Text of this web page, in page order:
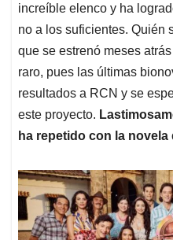
increíble elenco y ha
no a los suficientes. Quién
que se estrenó meses
raro, pues las últimas
resultados a RCN y se
este proyecto.
ha repetido con la